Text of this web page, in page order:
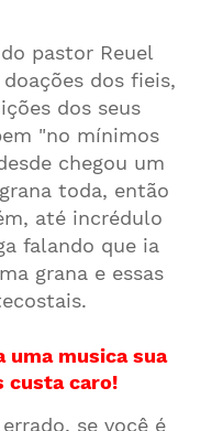
pastor Reuel
dos fieis,
dos seus
"no mínimos
chegou um
toda, então
até incrédulo
falando que ia
grana e essas
musica sua
custa caro!
se você é